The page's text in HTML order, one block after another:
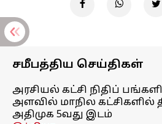
சமீபத்திய செய்திகள்
அரசியல் கட்சி நிதிப்
அளவில் மாநில கட்சிகளில்
அதிமுக 5வது இடம்